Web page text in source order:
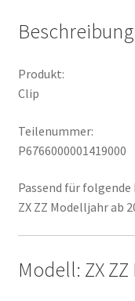
Beschreibung
Produkt:
Clip
Teilenummer:
P6766000001419000
Passend für folgende
ZX ZZ Modelljahr ab
Modell: ZX